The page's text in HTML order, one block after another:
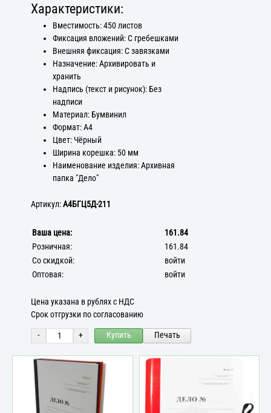
Характеристики:
Вместимость: 450 листов
Фиксация вложений: С гребешками
Внешняя фиксация: С завязками
Назначение: Архивировать и
хранить
Надпись (текст и рисунок): Без
надписи
Материал: Бумвинил
Формат: А4
Цвет: Чёрный
Ширина корешка: 50 мм
Наименование изделия: Архивная
папка "Дело"
Артикул:А4БГЦ5Д-211
Ваша цена:
161.84
Розничная:
161.84
Со скидкой:
войти
Оптовая:
войти
Цена указана в рублях с НДС
Срок отгрузки по согласованию
- + Купить Печать